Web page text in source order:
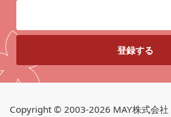
Copyright © 2003-2026 MAY株式会社